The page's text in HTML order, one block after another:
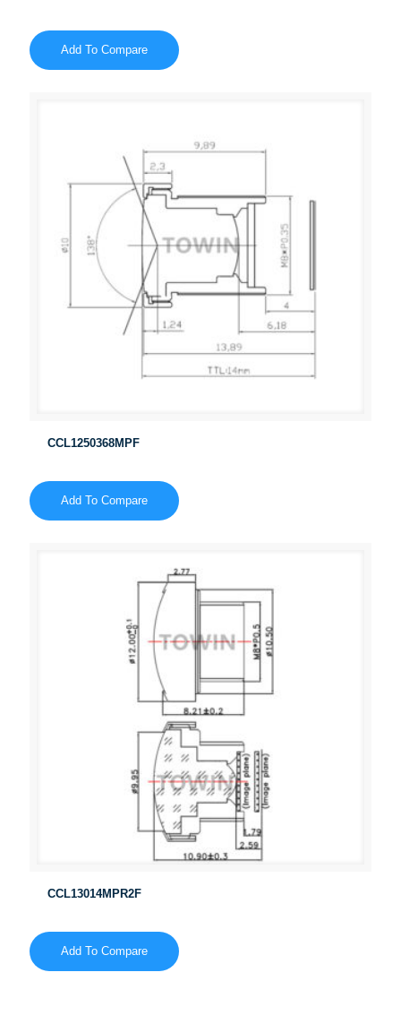
Add To Compare
CCL1250368MPF
Add To Compare
CCL13014MPR2F
Add To Compare